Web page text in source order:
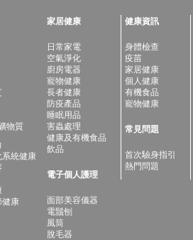
物質
統健康
健康
家居健康
日常家電
空氣淨化
廚房電器
寵物健康
長者健康
防疫產品
睡眠用品
害蟲處理
健康及有機食品
飲品
電子個人護理
面部美容儀器
電鬚刨
風筒
脫毛器
健康資訊
身體檢查
疫苗
家居健康
個人健康
有機食品
寵物健康
常見問題
首次驗身指引
熱門問題